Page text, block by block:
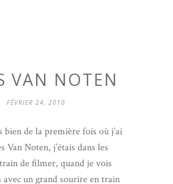
VAN NOTEN
FÉVRIER 24, 2010
bien de la première fois où j’ai
Van Noten, j’étais dans les
de filmer, quand je vois
avec un grand sourire en train